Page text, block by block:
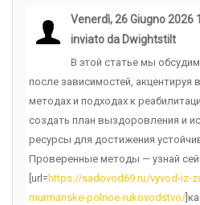
Venerdì, 26 Giugno 2026
inviato da Dwightstilt
В этой статье мы
после зависимостей, акцентируя
методах и подходах к
создать план выздоровления и
ресурсы для достижения
Проверенные методы — узнай
[url=https://sadovod69.ru/vyvod-iz-
murmanske-polnoe-rukovodstvo/